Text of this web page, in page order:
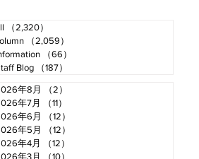
（2,320）
（2,059）
（66）
Blog
（187）
年8月 （2）
年7月
（11）
年6月
（12）
年5月
（12）
年4月
（12）
年3月
（10）